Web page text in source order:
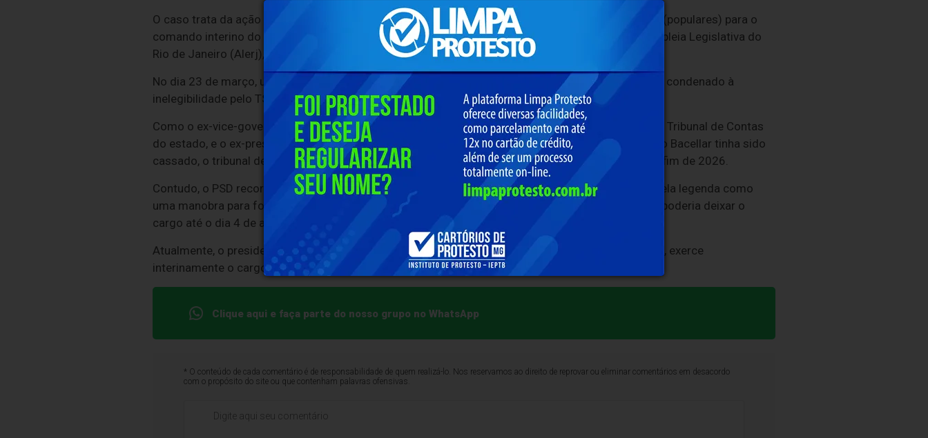
O caso trata da ação na qual o diretório estadual do PSD defende a realização de eleições diretas (populares) para o
comando interino do estado, e não votação indireta, por meio dos deputados estaduais da Assembleia Legislativa do
Rio de Janeiro (Alerj), como definiu o Tribunal Superior Eleitoral (TSE).
No dia 23 de março, um dia depois de ter renunciado ao cargo, o ex-governador Cláudio Castro foi condenado à
inelegibilidade pelo TSE.
Como o ex-vice-governador Thiago Pampolha deixou o cargo, em 2025, para assumir uma vaga no Tribunal de Contas
do estado, e o ex-presidente da Assembleia Legislativa do Estado do Rio de Janeiro (Alerj) Rodrigo Bacellar tinha sido
cassado, o tribunal determinou a realização de eleições indiretas para um mandato-tampão, até o fim de 2026.
Contudo, o PSD recorreu ao Supremo e defendeu eleições diretas. A renúncia de Castro foi vista pela legenda como
uma manobra para forçar a realização de eleições indiretas, e não diretas, já que o ex-governador poderia deixar o
cargo até o dia 4 de abril.
Atualmente, o presidente do Tribunal de Justiça do Rio de Janeiro (TJRJ), Ricardo Couto de Castro, exerce
interinamente o cargo de governador do estado.
Clique aqui e faça parte do nosso grupo no WhatsApp
* O conteúdo de cada comentário é de responsabilidade de quem realizá-lo. Nos reservamos ao direito de reprovar ou eliminar comentários em desacordo
com o propósito do site ou que contenham palavras ofensivas.